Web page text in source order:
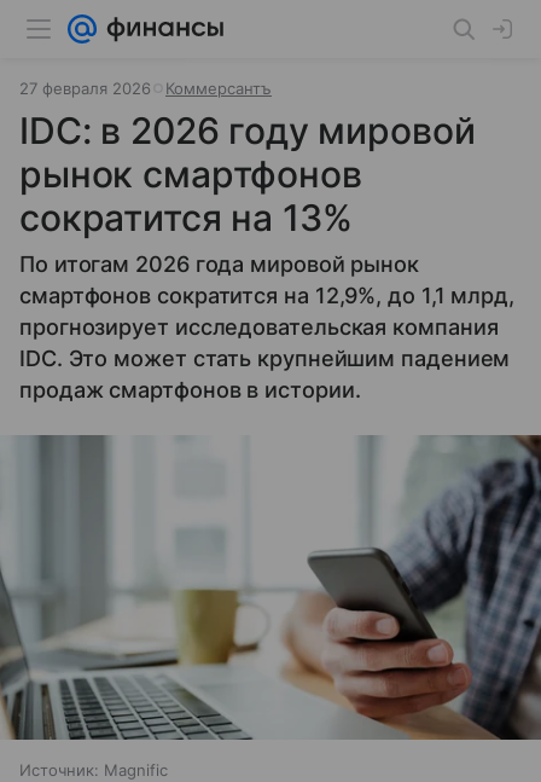
27 февраля 2026 Коммерсантъ
IDC: в 2026 году мировой
рынок смартфонов
сократится на 13%
По итогам 2026 года мировой рынок
смартфонов сократится на 12,9%, до 1,1 млрд,
прогнозирует исследовательская компания
IDC. Это может стать крупнейшим падением
продаж смартфонов в истории.
Источник: Magnific